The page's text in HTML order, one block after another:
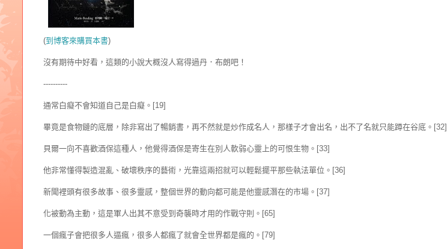
(到博客來購買本書)
沒有期待中好看，這類的小說大概沒人寫得過丹．布朗吧！
----------
通常白癡不會知道自己是白癡。[19]
畢竟是食物鏈的底層，除非寫出了暢銷書，再不然就是炒作成名人，那樣子才會出名，出不了名就只能蹲在谷底。[32]
貝爾一向不喜歡酒保這種人，他覺得酒保是寄生在別人軟弱心靈上的可恨生物。[33]
他非常懂得製造混亂、破壞秩序的藝術，光靠這兩招就可以輕鬆擺平那些執法單位。[36]
新聞裡頭有很多故事、很多靈感，整個世界的動向都可能是他靈感潛在的市場。[37]
化被動為主動，這是軍人出其不意受到奇襲時才用的作戰守則。[65]
一個瘋子會把很多人逼瘋，很多人都瘋了就會全世界都是瘋的。[79]